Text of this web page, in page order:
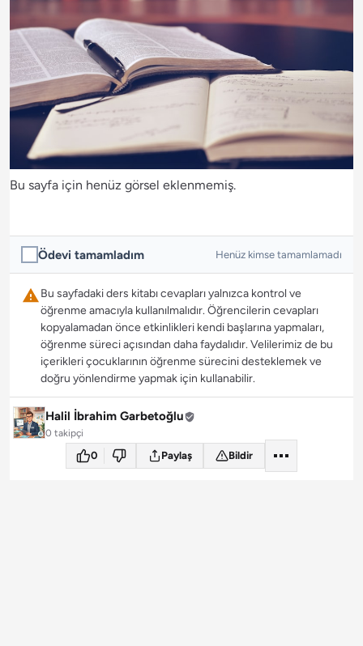
Bu sayfa için henüz görsel eklenmemiş.
Ödevi tamamladım Henüz kimse tamamlamadı
Bu sayfadaki ders kitabı cevapları yalnızca kontrol ve
öğrenme amacıyla kullanılmalıdır. Öğrencilerin cevapları
kopyalamadan önce etkinlikleri kendi başlarına yapmaları,
öğrenme süreci açısından daha faydalıdır. Velilerimiz de bu
içerikleri çocuklarının öğrenme sürecini desteklemek ve
doğru yönlendirme yapmak için kullanabilir.
Halil İbrahim Garbetoğlu
0 takipçi
0 Paylaş Bildir